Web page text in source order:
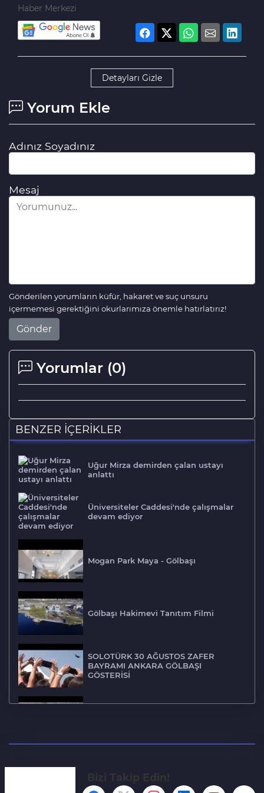
Haber Merkezi
Detayları Gizle
Yorum Ekle
Adınız Soyadınız
Mesaj
Gönderilen yorumların küfür, hakaret ve suç unsuru
içermemesi gerektiğini okurlarımıza önemle hatırlatırız!
Gönder
Yorumlar (0)
BENZER İÇERİKLER
Uğur Mirza demirden çalan ustayı
anlattı
Üniversiteler Caddesi'nde çalışmalar
devam ediyor
Mogan Park Maya - Gölbaşı
Gölbaşı Hakimevi Tanıtım Filmi
SOLOTÜRK 30 AĞUSTOS ZAFER
BAYRAMI ANKARA GÖLBAŞI
GÖSTERİSİ